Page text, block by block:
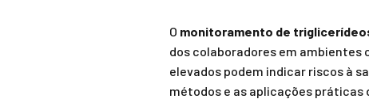
O monitoramento de
dos colaboradores em ambientes
elevados podem indicar riscos à
métodos e as aplicações